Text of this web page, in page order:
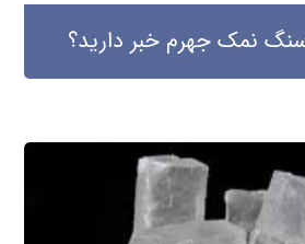
نمک جهرم خبر دارید؟